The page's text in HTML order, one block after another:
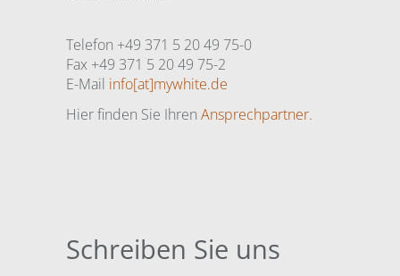
Telefon +49 371 5 20 49 75-0
Fax +49 371 5 20 49 75-2
E-Mail info[at]mywhite.de
Hier finden Sie Ihren Ansprechpartner.
Schreiben Sie uns